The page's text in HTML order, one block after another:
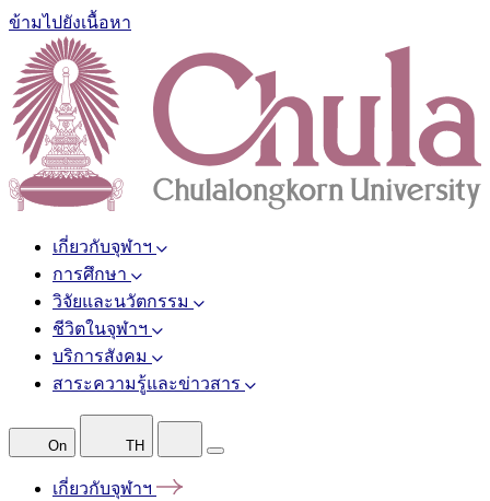
ข้ามไปยังเนื้อหา
เกี่ยวกับจุฬาฯ
การศึกษา
วิจัยและนวัตกรรม
ชีวิตในจุฬาฯ
บริการสังคม
สาระความรู้และข่าวสาร
On TH
เกี่ยวกับจุฬาฯ